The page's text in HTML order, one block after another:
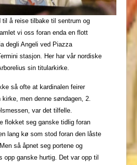
til å reise tilbake til sentrum og
vi oss foran enda en flott
degli Angeli ved Piazza
stasjon. Her har vår nordiske
sin titularkirke.
så ofte at kardinalen feirer
men denne søndagen, 2.
var det tilfelle.
flokket seg ganske tidlig foran
lang kø som stod foran den låste
så åpnet seg portene og
opp ganske hurtig. Det var opp til